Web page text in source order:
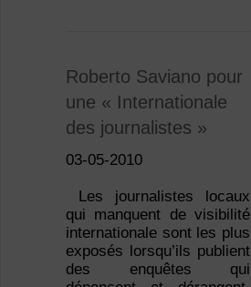
Roberto Saviano pour
une « Internationale
des journalistes »
03-05-2010
Les journalistes locaux
qui manquent de visibilité
internationale sont les plus
exposés lorsqu’ils publient
des enquêtes qui